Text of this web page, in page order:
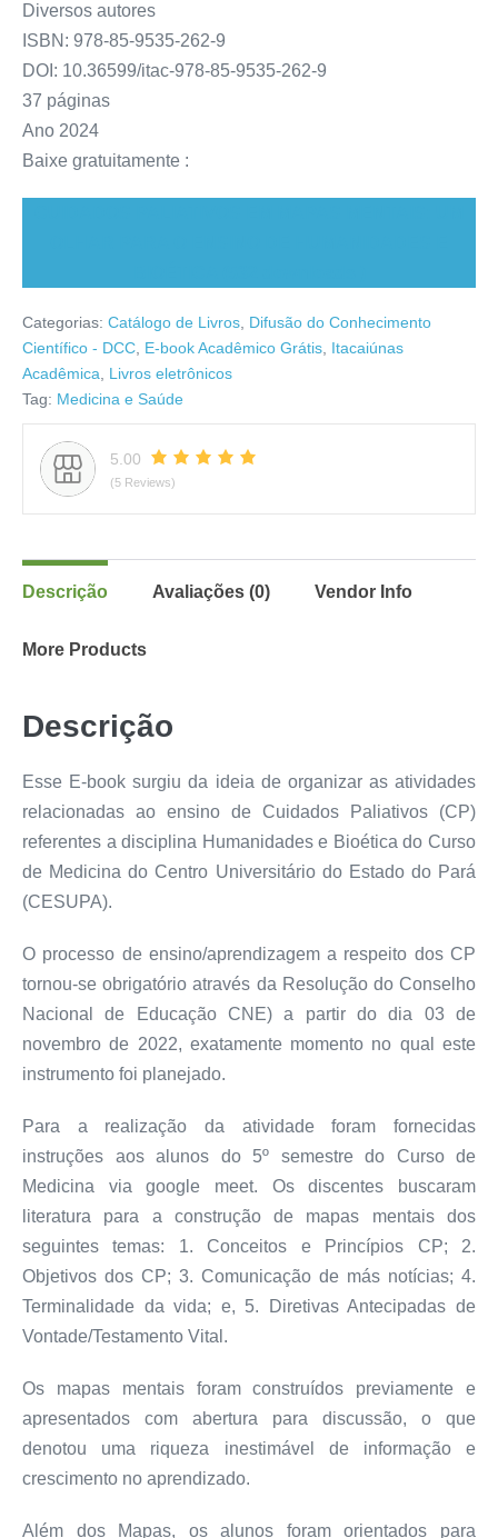
Diversos autores
ISBN: 978-85-9535-262-9
DOI: 10.36599/itac-978-85-9535-262-9
37 páginas
Ano 2024
Baixe gratuitamente :
Categorias: Catálogo de Livros, Difusão do Conhecimento
Científico - DCC, E-book Acadêmico Grátis, Itacaiúnas
Acadêmica, Livros eletrônicos
Tag: Medicina e Saúde
5.00
(5 Reviews)
Descrição Avaliações (0) Vendor Info
More Products
Descrição
Esse E-book surgiu da ideia de organizar as atividades
relacionadas ao ensino de Cuidados Paliativos (CP)
referentes a disciplina Humanidades e Bioética do Curso
de Medicina do Centro Universitário do Estado do Pará
(CESUPA).
O processo de ensino/aprendizagem a respeito dos CP
tornou-se obrigatório através da Resolução do Conselho
Nacional de Educação CNE) a partir do dia 03 de
novembro de 2022, exatamente momento no qual este
instrumento foi planejado.
Para a realização da atividade foram fornecidas
instruções aos alunos do 5º semestre do Curso de
Medicina via google meet. Os discentes buscaram
literatura para a construção de mapas mentais dos
seguintes temas: 1. Conceitos e Princípios CP; 2.
Objetivos dos CP; 3. Comunicação de más notícias; 4.
Terminalidade da vida; e, 5. Diretivas Antecipadas de
Vontade/Testamento Vital.
Os mapas mentais foram construídos previamente e
apresentados com abertura para discussão, o que
denotou uma riqueza inestimável de informação e
crescimento no aprendizado.
Além dos Mapas, os alunos foram orientados para